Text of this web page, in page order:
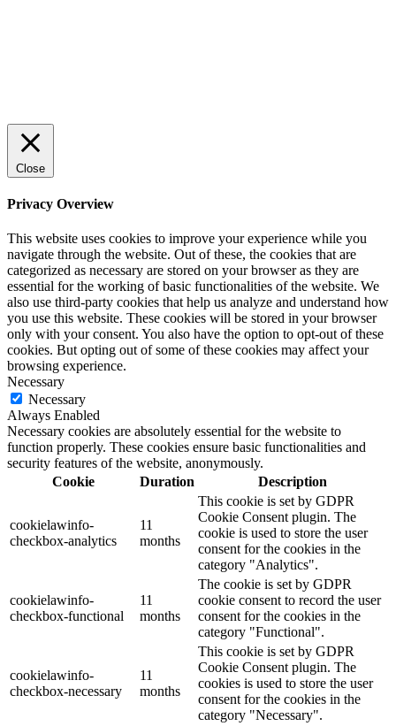
Close
Privacy Overview
This website uses cookies to improve your experience while you
navigate through the website. Out of these, the cookies that are
categorized as necessary are stored on your browser as they are
essential for the working of basic functionalities of the website. We
also use third-party cookies that help us analyze and understand how
you use this website. These cookies will be stored in your browser
only with your consent. You also have the option to opt-out of these
cookies. But opting out of some of these cookies may affect your
browsing experience.
Necessary
Necessary
Always Enabled
Necessary cookies are absolutely essential for the website to
function properly. These cookies ensure basic functionalities and
security features of the website, anonymously.
Cookie
Duration Description
cookielawinfo-
checkbox-analytics
11
months
This cookie is set by GDPR
Cookie Consent plugin. The
cookie is used to store the user
consent for the cookies in the
category "Analytics".
cookielawinfo-
checkbox-functional
11
months
The cookie is set by GDPR
cookie consent to record the user
consent for the cookies in the
category "Functional".
cookielawinfo-
checkbox-necessary
11
months
This cookie is set by GDPR
Cookie Consent plugin. The
cookies is used to store the user
consent for the cookies in the
category "Necessary".